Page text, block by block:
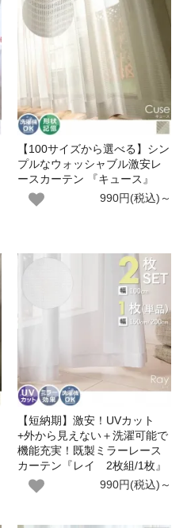
【100サイズから選べる】シン
プルなウォッシャブル激安レ
ースカーテン 『キュース』
990円(税込)～
【短納期】激安！UVカット
+外から見えない＋洗濯可能で
機能充実！既製ミラーレース
カーテン『レイ 2枚組/1枚』
990円(税込)～